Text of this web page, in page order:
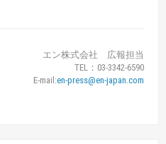
エン株式会社 広報担当
TEL：03-3342-6590
E-mail:en-press@en-japan.com